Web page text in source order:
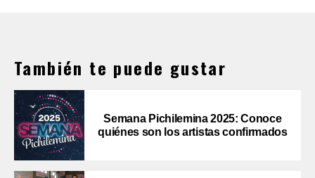
También te puede gustar
Semana Pichilemina 2025: Conoce
quiénes son los artistas confirmados